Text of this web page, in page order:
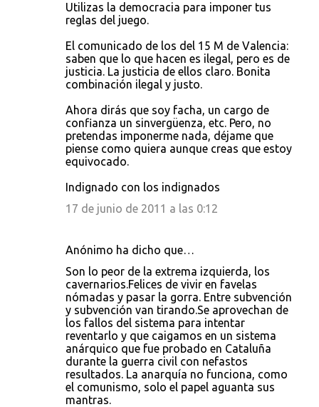
Utilizas la democracia para imponer tus
reglas del juego.
El comunicado de los del 15 M de Valencia:
saben que lo que hacen es ilegal, pero es de
justicia. La justicia de ellos claro. Bonita
combinación ilegal y justo.
Ahora dirás que soy facha, un cargo de
confianza un sinvergüenza, etc. Pero, no
pretendas imponerme nada, déjame que
piense como quiera aunque creas que estoy
equivocado.
Indignado con los indignados
17 de junio de 2011 a las 0:12
Anónimo ha dicho que…
Son lo peor de la extrema izquierda, los
cavernarios.Felices de vivir en favelas
nómadas y pasar la gorra. Entre subvención
y subvención van tirando.Se aprovechan de
los fallos del sistema para intentar
reventarlo y que caigamos en un sistema
anárquico que fue probado en Cataluña
durante la guerra civil con nefastos
resultados. La anarquía no funciona, como
el comunismo, solo el papel aguanta sus
mantras.